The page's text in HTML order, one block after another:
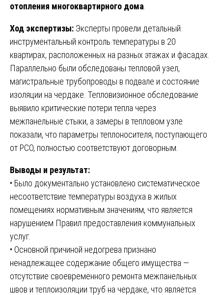
отопления многоквартирного дома
Ход экспертизы: Эксперты провели детальный
инструментальный контроль температуры в 20
квартирах, расположенных на разных этажах и фасадах.
Параллельно были обследованы тепловой узел,
магистральные трубопроводы в подвале и состояние
изоляции на чердаке. Тепловизионное обследование
выявило критические потери тепла через
межпанельные стыки, а замеры в тепловом узле
показали, что параметры теплоносителя, поступающего
от РСО, полностью соответствуют договорным.
Выводы и результат:
• Было документально установлено систематическое
несоответствие температуры воздуха в жилых
помещениях нормативным значениям, что является
нарушением Правил предоставления коммунальных
услуг.
• Основной причиной недогрева признано
ненадлежащее содержание общего имущества —
отсутствие своевременного ремонта межпанельных
швов и теплоизоляции труб на чердаке, что является